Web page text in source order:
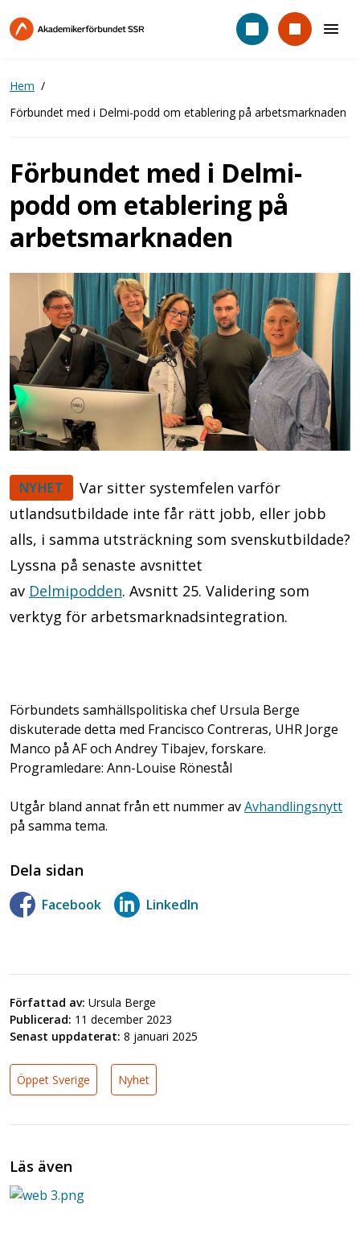
till
Hem
Förbundet med i Delmi-podd om etablering på arbetsmarknaden
Förbundet med i Delmi-
podd om etablering på
arbetsmarknaden
NYHET
Var sitter systemfelen varför
utlandsutbildade inte får rätt jobb, eller jobb
alls, i samma utsträckning som svenskutbildade?
Lyssna på senaste avsnittet
av Delmipodden. Avsnitt 25. Validering som
verktyg för arbetsmarknadsintegration.
Förbundets samhällspolitiska chef Ursula Berge
diskuterade detta med Francisco Contreras, UHR Jorge
Manco på AF och Andrey Tibajev, forskare.
Programledare: Ann-Louise Rönestål
Utgår bland annat från ett nummer avAvhandlingsnytt
på samma tema.
Dela sidan
Facebook LinkedIn
Författad av: Ursula Berge
Publicerad: 11 december 2023
Senast uppdaterat: 8 januari 2025
Öppet Sverige Nyhet
Läs även